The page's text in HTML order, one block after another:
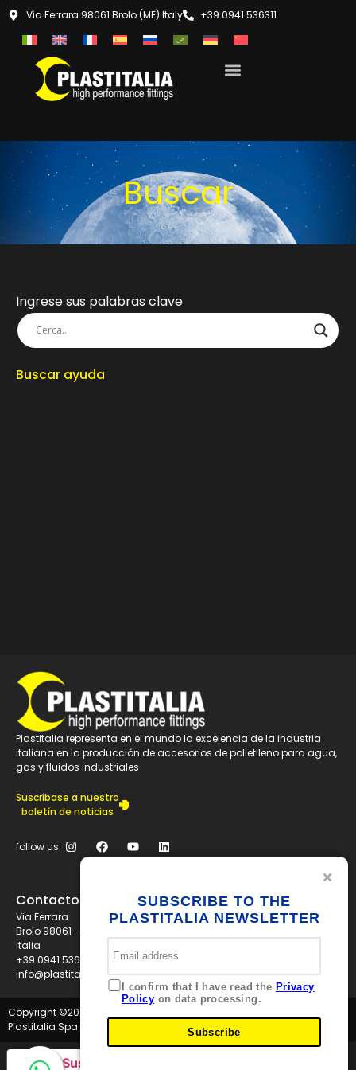
Via Ferrara 98061 Brolo (ME) Italy +39 0941 536311
Buscar
Ingrese sus palabras clave
Buscar ayuda
Plastitalia representa en el mundo la excelencia de la industria
italiana en la producción de accesorios de polietileno para agua,
gas y fluidos industriales
Suscríbase a nuestro
boletín de noticias
follow us
Contactos
Via Ferrara
Brolo 98061 – ME
Italia
+39 0941 536311
info@plastitaliaspa.com
Copyright ©2026
Plastitalia Spa - P.I. 01834600833 - Tutti i diritti riservati
SUBSCRIBE TO THE
PLASTITALIA NEWSLETTER
I confirm that I have read the Privacy
Policy on data processing.
Subscribe
Sus opciones de privacidad